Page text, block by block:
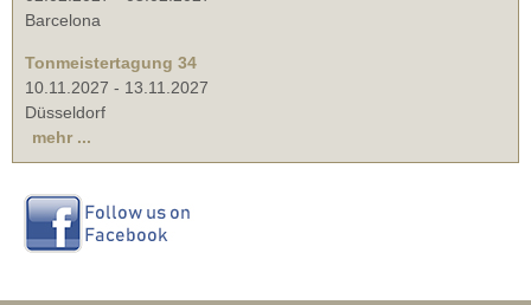
Barcelona
Tonmeistertagung 34
10.11.2027 - 13.11.2027
Düsseldorf
mehr ...